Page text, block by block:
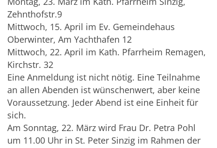
Zehnthofstr.9
Mittwoch, 15. April im Ev. Gemeindehaus
Oberwinter, Am Yachthafen 12
Mittwoch, 22. April im Kath. Pfarrheim Remagen,
Kirchstr. 32
Eine Anmeldung ist nicht nötig. Eine Teilnahme
an allen Abenden ist wünschenwert, aber keine
Voraussetzung. Jeder Abend ist eine Einheit für
sich.
Am Sonntag, 22. März wird Frau Dr. Petra Pohl
um 11.00 Uhr in St. Peter Sinzig im Rahmen der